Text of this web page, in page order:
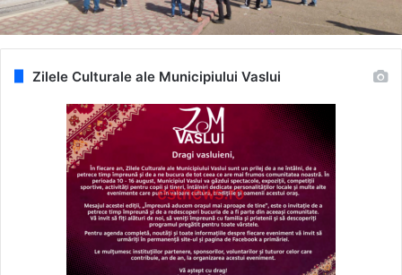
Zilele Culturale ale Municipiului Vaslui